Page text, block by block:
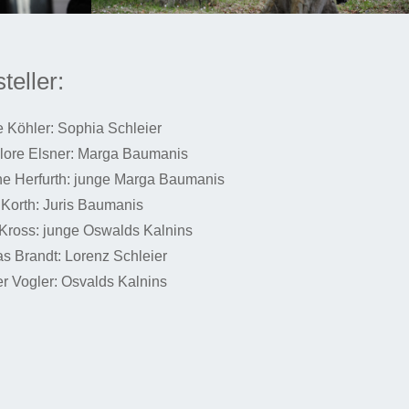
Köhler: Sophia Schleier
Elsner: Marga Baumanis
Herfurth: junge Marga Baumanis
Juris Baumanis
junge Oswalds Kalnins
Brandt: Lorenz Schleier
Vogler: Osvalds Kalnins